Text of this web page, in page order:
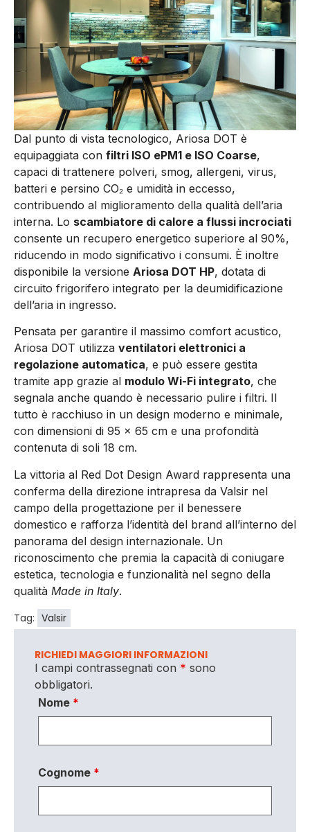
Dal punto di vista tecnologico, Ariosa DOT è
equipaggiata con filtri ISO ePM1 e ISO Coarse,
capaci di trattenere polveri, smog, allergeni, virus,
batteri e persino CO₂ e umidità in eccesso,
contribuendo al miglioramento della qualità dell’aria
interna. Lo scambiatore di calore a flussi incrociati
consente un recupero energetico superiore al 90%,
riducendo in modo significativo i consumi. È inoltre
disponibile la versione Ariosa DOT HP, dotata di
circuito frigorifero integrato per la deumidificazione
dell’aria in ingresso.
Pensata per garantire il massimo comfort acustico,
Ariosa DOT utilizza ventilatori elettronici a
regolazione automatica, e può essere gestita
tramite app grazie al modulo Wi-Fi integrato, che
segnala anche quando è necessario pulire i filtri. Il
tutto è racchiuso in un design moderno e minimale,
con dimensioni di 95 × 65 cm e una profondità
contenuta di soli 18 cm.
La vittoria al Red Dot Design Award rappresenta una
conferma della direzione intrapresa da Valsir nel
campo della progettazione per il benessere
domestico e rafforza l’identità del brand all’interno del
panorama del design internazionale. Un
riconoscimento che premia la capacità di coniugare
estetica, tecnologia e funzionalità nel segno della
qualità Made in Italy.
Tag: Valsir
RICHIEDI MAGGIORI INFORMAZIONI
I campi contrassegnati con * sono
obbligatori.
Nome *
Cognome *